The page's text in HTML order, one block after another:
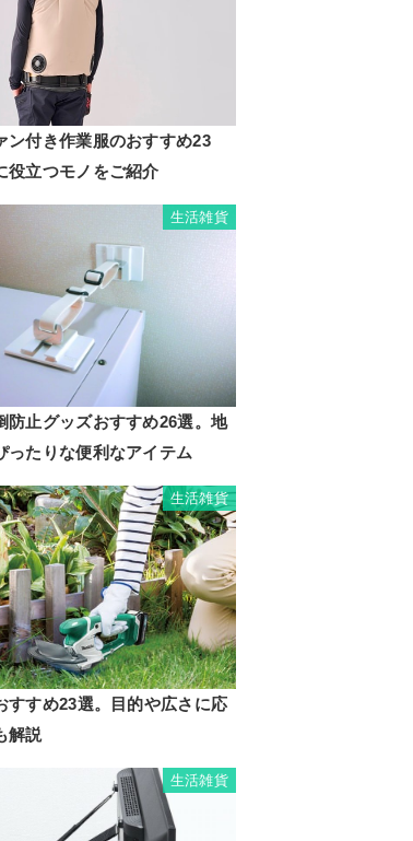
ン付き作業服のおすすめ23
役立つモノをご紹介
生活雑貨
防止グッズおすすめ26選。地
ったりな便利なアイテム
生活雑貨
すすめ23選。目的や広さに応
解説
生活雑貨